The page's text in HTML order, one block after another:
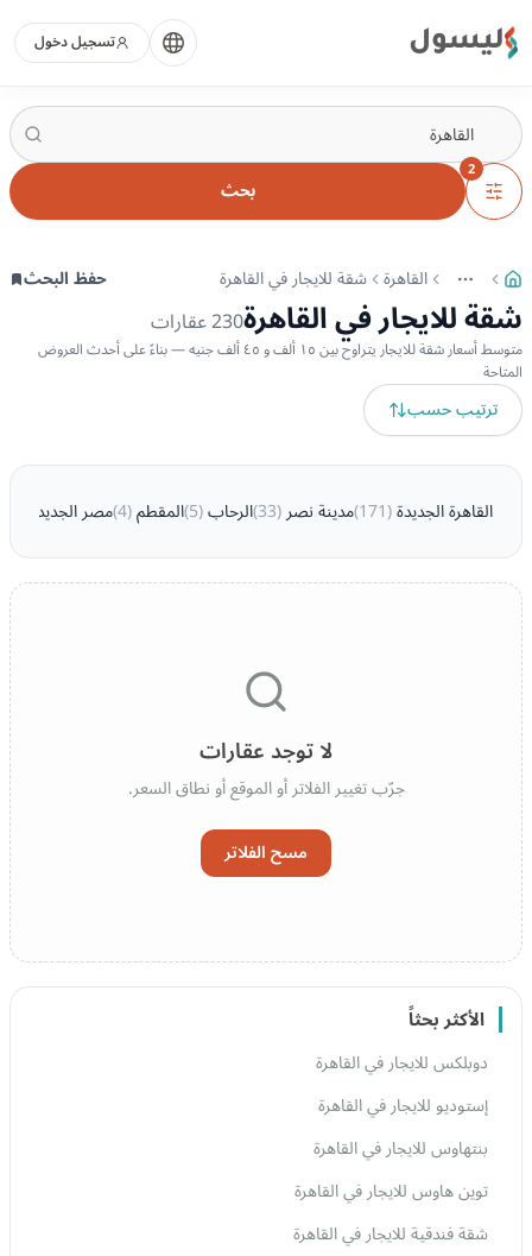
ليسول تسجيل دخول
2
بحث
More
عرض المزيد من المسارات
القاهرة شقة للايجار في القاهرة حفظ البحث
شقة للايجار في القاهرة230عقارات
متوسط أسعار شقة للايجار يتراوح بين ١٥ ألف و ٤٥ ألف جنيه — بناءً على أحدث العروض
المتاحة
ترتيب حسب
القاهرة الجديدة(
171
)مدينة نصر(
33
)الرحاب(
5
)المقطم(
4
)مصر الجديدة
لا توجد عقارات
جرّب تغيير الفلاتر أو الموقع أو نطاق السعر.
مسح الفلاتر
الأكثر بحثاً
دوبلكس للايجار في القاهرة
إستوديو للايجار في القاهرة
بنتهاوس للايجار في القاهرة
توين هاوس للايجار في القاهرة
شقة فندقية للايجار في القاهرة